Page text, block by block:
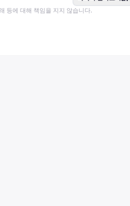
등에 대해 책임을 지지 않습니다.